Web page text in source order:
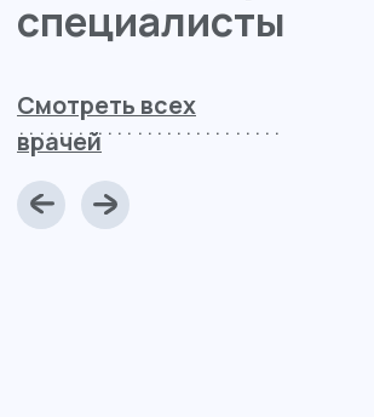
Лицензии
и сертификаты